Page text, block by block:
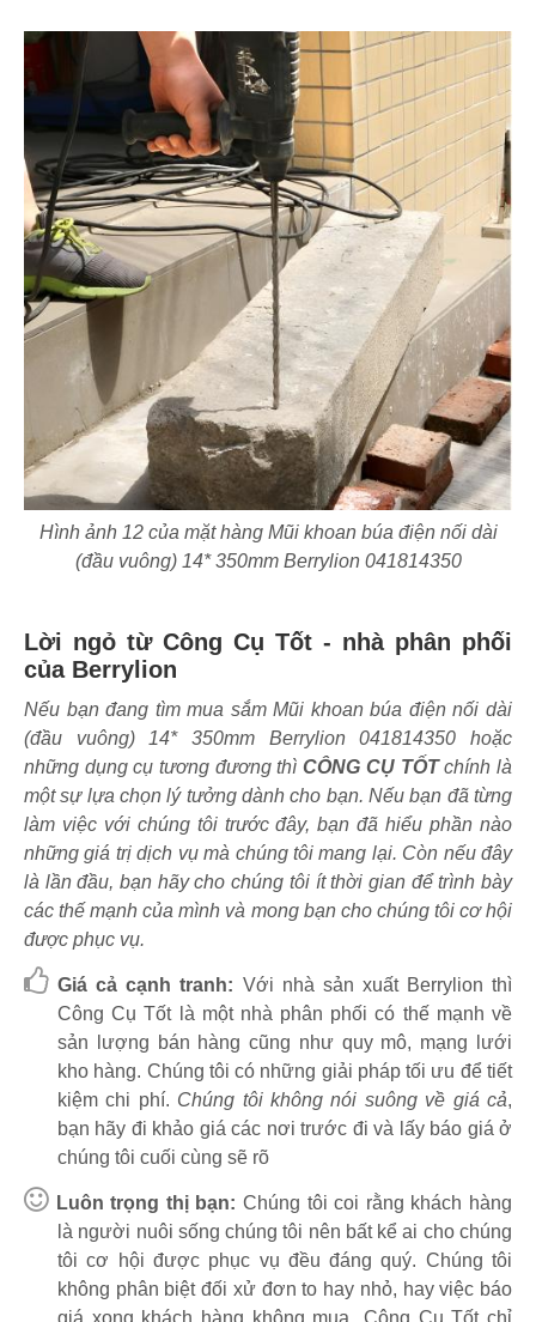
Hình ảnh 12 của mặt hàng Mũi khoan búa điện nối dài
(đầu vuông) 14* 350mm Berrylion 041814350
Lời ngỏ từ Công Cụ Tốt - nhà phân phối
của Berrylion
Nếu bạn đang tìm mua sắm Mũi khoan búa điện nối dài
(đầu vuông) 14* 350mm Berrylion 041814350 hoặc
những dụng cụ tương đương thìCÔNG CỤ TỐTchính là
một sự lựa chọn lý tưởng dành cho bạn. Nếu bạn đã từng
làm việc với chúng tôi trước đây, bạn đã hiểu phần nào
những giá trị dịch vụ mà chúng tôi mang lại. Còn nếu đây
là lần đầu, bạn hãy cho chúng tôi ít thời gian để trình bày
các thế mạnh của mình và mong bạn cho chúng tôi cơ hội
được phục vụ.
Giá cả cạnh tranh: Với nhà sản xuất Berrylion thì
Công Cụ Tốt là một nhà phân phối có thế mạnh về
sản lượng bán hàng cũng như quy mô, mạng lưới
kho hàng. Chúng tôi có những giải pháp tối ưu để tiết
kiệm chi phí. Chúng tôi không nói suông về giá cả,
bạn hãy đi khảo giá các nơi trước đi và lấy báo giá ở
chúng tôi cuối cùng sẽ rõ
Luôn trọng thị bạn: Chúng tôi coi rằng khách hàng
là người nuôi sống chúng tôi nên bất kể ai cho chúng
tôi cơ hội được phục vụ đều đáng quý. Chúng tôi
không phân biệt đối xử đơn to hay nhỏ, hay việc báo